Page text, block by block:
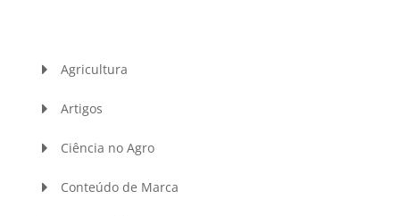
Agricultura
Artigos
Ciência no Agro
Conteúdo de Marca